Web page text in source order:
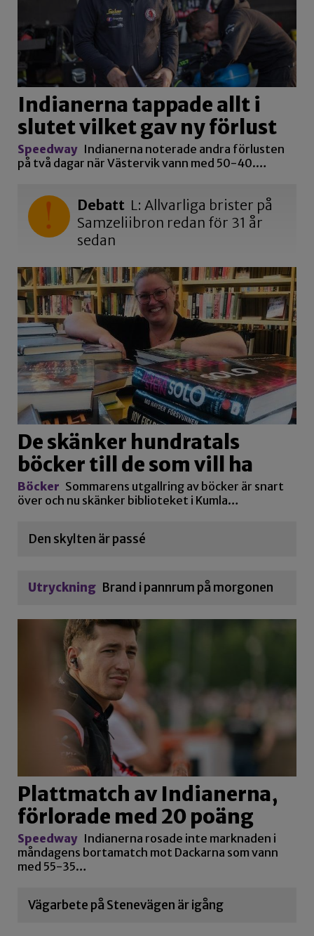
Indianerna tappade allt i
slutet vilket gav ny förlust
Speedway Indianerna noterade andra förlusten
på två dagar när Västervik vann med 50-40.…
Debatt L: Allvarliga brister på
Samzeliibron redan för 31 år
sedan
De skänker hundratals
böcker till de som vill ha
Böcker Sommarens utgallring av böcker är snart
över och nu skänker biblioteket i Kumla…
Den skylten är passé
Utryckning Brand i pannrum på morgonen
Plattmatch av Indianerna,
förlorade med 20 poäng
Speedway Indianerna rosade inte marknaden i
måndagens bortamatch mot Dackarna som vann
med 55-35…
Vägarbete på Stenevägen är igång